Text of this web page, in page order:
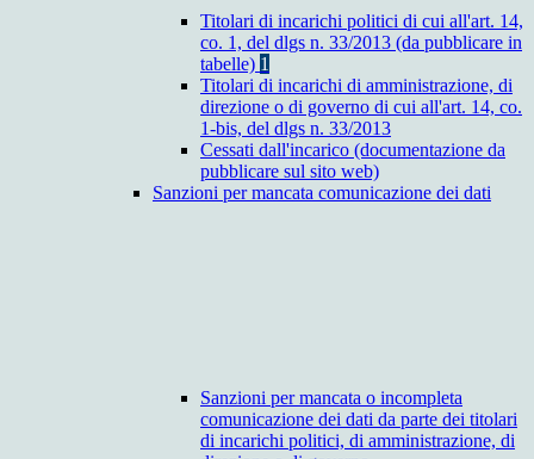
Titolari di incarichi politici di cui all'art. 14,
co. 1, del dlgs n. 33/2013 (da pubblicare in
tabelle) 1
Titolari di incarichi di amministrazione, di
direzione o di governo di cui all'art. 14, co.
1-bis, del dlgs n. 33/2013
Cessati dall'incarico (documentazione da
pubblicare sul sito web)
Sanzioni per mancata comunicazione dei dati
Sanzioni per mancata o incompleta
comunicazione dei dati da parte dei titolari
di incarichi politici, di amministrazione, di